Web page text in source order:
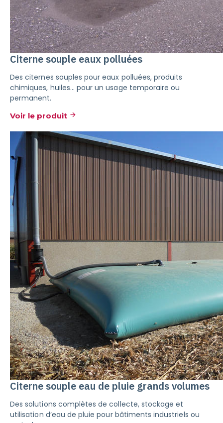
Citerne souple eaux polluées
Des citernes souples pour eaux polluées, produits
chimiques, huiles… pour un usage temporaire ou
permanent.
Voir le produit
Citerne souple eau de pluie grands volumes
Des solutions complètes de collecte, stockage et
utilisation d’eau de pluie pour bâtiments industriels ou